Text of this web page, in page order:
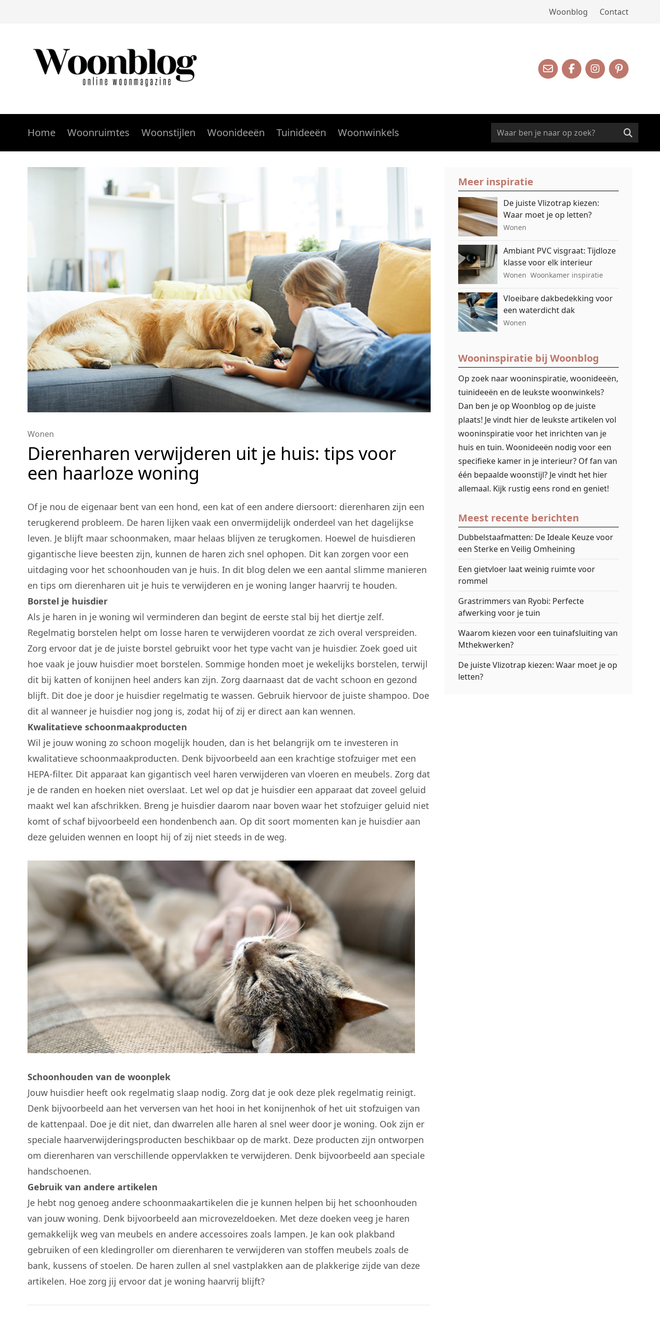
Woonblog Contact
Home Woonruimtes Woonstijlen Woonideeën Tuinideeën Woonwinkels
Wonen
Dierenharen verwijderen uit je huis: tips voor
een haarloze woning
Of je nou de eigenaar bent van een hond, een kat of een andere diersoort: dierenharen zijn een
terugkerend probleem. De haren lijken vaak een onvermijdelijk onderdeel van het dagelijkse
leven. Je blijft maar schoonmaken, maar helaas blijven ze terugkomen. Hoewel de huisdieren
gigantische lieve beesten zijn, kunnen de haren zich snel ophopen. Dit kan zorgen voor een
uitdaging voor het schoonhouden van je huis. In dit blog delen we een aantal slimme manieren
en tips om dierenharen uit je huis te verwijderen en je woning langer haarvrij te houden.
Borstel je huisdier
Als je haren in je woning wil verminderen dan begint de eerste stal bij het diertje zelf.
Regelmatig borstelen helpt om losse haren te verwijderen voordat ze zich overal verspreiden.
Zorg ervoor dat je de juiste borstel gebruikt voor het type vacht van je huisdier. Zoek goed uit
hoe vaak je jouw huisdier moet borstelen. Sommige honden moet je wekelijks borstelen, terwijl
dit bij katten of konijnen heel anders kan zijn. Zorg daarnaast dat de vacht schoon en gezond
blijft. Dit doe je door je huisdier regelmatig te wassen. Gebruik hiervoor de juiste shampoo. Doe
dit al wanneer je huisdier nog jong is, zodat hij of zij er direct aan kan wennen.
Kwalitatieve schoonmaakproducten
Wil je jouw woning zo schoon mogelijk houden, dan is het belangrijk om te investeren in
kwalitatieve schoonmaakproducten. Denk bijvoorbeeld aan een krachtige stofzuiger met een
HEPA-filter. Dit apparaat kan gigantisch veel haren verwijderen van vloeren en meubels. Zorg dat
je de randen en hoeken niet overslaat. Let wel op dat je huisdier een apparaat dat zoveel geluid
maakt wel kan afschrikken. Breng je huisdier daarom naar boven waar het stofzuiger geluid niet
komt of schaf bijvoorbeeld een hondenbench aan. Op dit soort momenten kan je huisdier aan
deze geluiden wennen en loopt hij of zij niet steeds in de weg.
Schoonhouden van de woonplek
Jouw huisdier heeft ook regelmatig slaap nodig. Zorg dat je ook deze plek regelmatig reinigt.
Denk bijvoorbeeld aan het verversen van het hooi in het konijnenhok of het uit stofzuigen van
de kattenpaal. Doe je dit niet, dan dwarrelen alle haren al snel weer door je woning. Ook zijn er
speciale haarverwijderingsproducten beschikbaar op de markt. Deze producten zijn ontworpen
om dierenharen van verschillende oppervlakken te verwijderen. Denk bijvoorbeeld aan speciale
handschoenen.
Gebruik van andere artikelen
Je hebt nog genoeg andere schoonmaakartikelen die je kunnen helpen bij het schoonhouden
van jouw woning. Denk bijvoorbeeld aan microvezeldoeken. Met deze doeken veeg je haren
gemakkelijk weg van meubels en andere accessoires zoals lampen. Je kan ook plakband
gebruiken of een kledingroller om dierenharen te verwijderen van stoffen meubels zoals de
bank, kussens of stoelen. De haren zullen al snel vastplakken aan de plakkerige zijde van deze
artikelen. Hoe zorg jij ervoor dat je woning haarvrij blijft?
Meer inspiratie
De juiste Vlizotrap kiezen:
Waar moet je op letten?
Wonen
Ambiant PVC visgraat: Tijdloze
klasse voor elk interieur
Wonen Woonkamer inspiratie
Vloeibare dakbedekking voor
een waterdicht dak
Wonen
Wooninspiratie bij Woonblog
Op zoek naar wooninspiratie, woonideeën,
tuinideeën en de leukste woonwinkels?
Dan ben je op Woonblog op de juiste
plaats! Je vindt hier de leukste artikelen vol
wooninspiratie voor het inrichten van je
huis en tuin. Woonideeën nodig voor een
specifieke kamer in je interieur? Of fan van
één bepaalde woonstijl? Je vindt het hier
allemaal. Kijk rustig eens rond en geniet!
Meest recente berichten
Dubbelstaafmatten: De Ideale Keuze voor
een Sterke en Veilig Omheining
Een gietvloer laat weinig ruimte voor
rommel
Grastrimmers van Ryobi: Perfecte
afwerking voor je tuin
Waarom kiezen voor een tuinafsluiting van
Mthekwerken?
De juiste Vlizotrap kiezen: Waar moet je op
letten?